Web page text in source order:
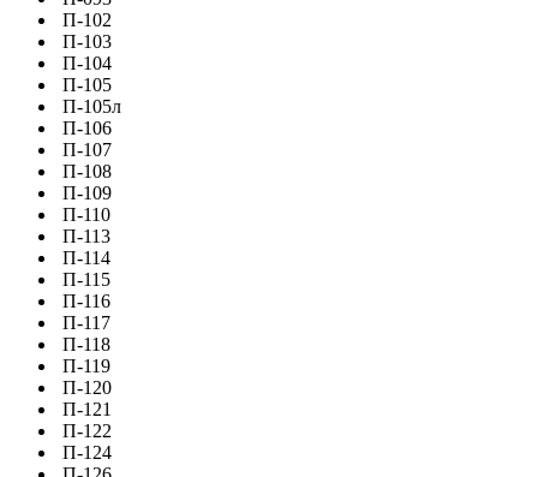
П-102
П-103
П-104
П-105
П-105л
П-106
П-107
П-108
П-109
П-110
П-113
П-114
П-115
П-116
П-117
П-118
П-119
П-120
П-121
П-122
П-124